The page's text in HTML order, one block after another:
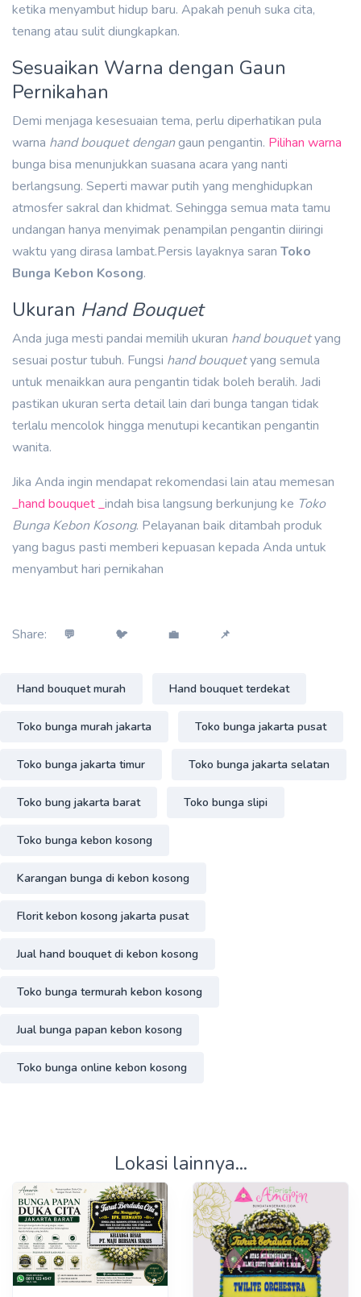
ketika menyambut hidup baru. Apakah penuh suka cita,
tenang atau sulit diungkapkan.
Sesuaikan Warna dengan Gaun
Pernikahan
Demi menjaga kesesuaian tema, perlu diperhatikan pula
warna hand bouquet dengangaun pengantin. Pilihan warna
bunga bisa menunjukkan suasana acara yang nanti
berlangsung. Seperti mawar putih yang menghidupkan
atmosfer sakral dan khidmat. Sehingga semua mata tamu
undangan hanya menyimak penampilan pengantin diiringi
waktu yang dirasa lambat.Persis layaknya saran Toko
Bunga Kebon Kosong.
Ukuran Hand Bouquet
Anda juga mesti pandai memilih ukuran hand bouquetyang
sesuai postur tubuh. Fungsi hand bouquetyang semula
untuk menaikkan aura pengantin tidak boleh beralih. Jadi
pastikan ukuran serta detail lain dari bunga tangan tidak
terlalu mencolok hingga menutupi kecantikan pengantin
wanita.
Jika Anda ingin mendapat rekomendasi lain atau memesan
_hand bouquet _indah bisa langsung berkunjung ke Toko
Bunga Kebon Kosong. Pelayanan baik ditambah produk
yang bagus pasti memberi kepuasan kepada Anda untuk
menyambut hari pernikahan
Share: 💬 🐦 💼 📌
Hand bouquet murah Hand bouquet terdekat
Toko bunga murah jakarta Toko bunga jakarta pusat
Toko bunga jakarta timur Toko bunga jakarta selatan
Toko bung jakarta barat Toko bunga slipi
Toko bunga kebon kosong
Karangan bunga di kebon kosong
Florit kebon kosong jakarta pusat
Jual hand bouquet di kebon kosong
Toko bunga termurah kebon kosong
Jual bunga papan kebon kosong
Toko bunga online kebon kosong
Lokasi lainnya...